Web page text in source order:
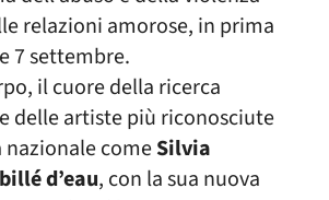
relazioni amorose, in prima
7 settembre.
il cuore della ricerca
delle artiste più riconosciute
comeSilvia
d’eau, con la sua nuova